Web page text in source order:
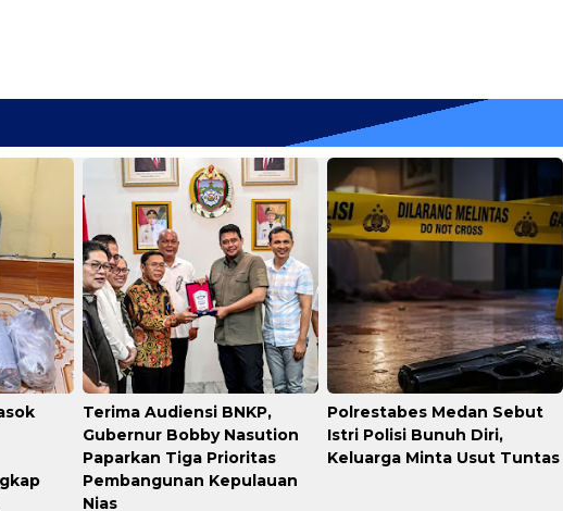
Terima Audiensi BNKP,
Gubernur Bobby Nasution
Paparkan Tiga Prioritas
Pembangunan Kepulauan
Nias
Polrestabes Medan Sebut
Istri Polisi Bunuh Diri,
Keluarga Minta Usut Tuntas